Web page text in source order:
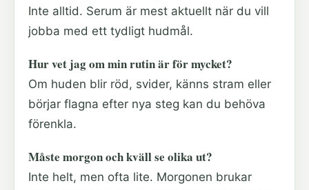
Inte alltid. Serum är mest aktuellt när du vill
jobba med ett tydligt hudmål.
Hur vet jag om min rutin är för mycket?
Om huden blir röd, svider, känns stram eller
börjar flagna efter nya steg kan du behöva
förenkla.
Måste morgon och kväll se olika ut?
Inte helt, men ofta lite. Morgonen brukar